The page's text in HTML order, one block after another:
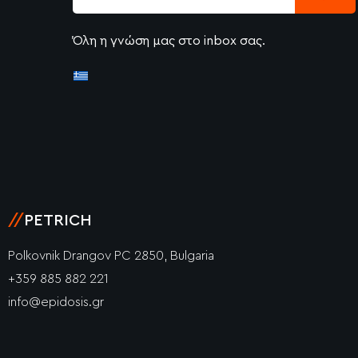
Όλη η γνώση μας στο inbox σας.
// PETRICH
Polkovnik Drangov PC 2850, Bulgaria
+359 885 882 221
info@epidosis.gr